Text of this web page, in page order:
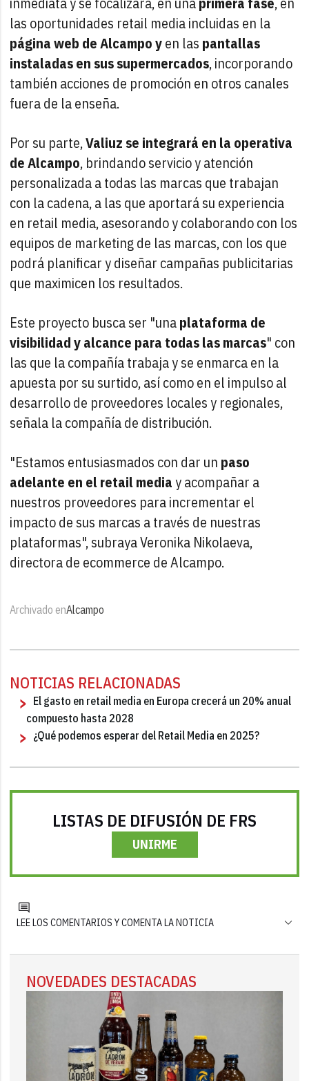
las oportunidades retail media incluidas en la
página web de Alcampo yen las pantallas
instaladas en sus supermercados, incorporando
también acciones de promoción en otros canales
fuera de la enseña.
Por su parte,Valiuz se integrará en la operativa
de Alcampo, brindando servicio y atención
personalizada a todas las marcas que trabajan
con la cadena, a las que aportará su experiencia
en retail media, asesorando y colaborando con los
equipos de marketing de las marcas, con los que
podrá planificar y diseñar campañas publicitarias
que maximicen los resultados.
Este proyecto busca ser "unaplataforma de
visibilidad y alcance para todas las marcas" con
las que la compañía trabaja y se enmarca en la
apuesta por su surtido, así como en el impulso al
desarrollo de proveedores locales y regionales,
señala la compañía de distribución.
"Estamos entusiasmados con dar un paso
adelante en el retail mediay acompañar a
nuestros proveedores para incrementar el
impacto de sus marcas a través de nuestras
plataformas", subraya Veronika Nikolaeva,
directora de ecommerce de Alcampo.
Archivado enAlcampo
NOTICIAS RELACIONADAS
El gasto en retail media en Europa crecerá un 20% anual
compuesto hasta 2028
¿Qué podemos esperar del Retail Media en 2025?
LISTAS DE DIFUSIÓN DE FRS
UNIRME
LEE LOS COMENTARIOS Y COMENTA LA NOTICIA
NOVEDADES DESTACADAS